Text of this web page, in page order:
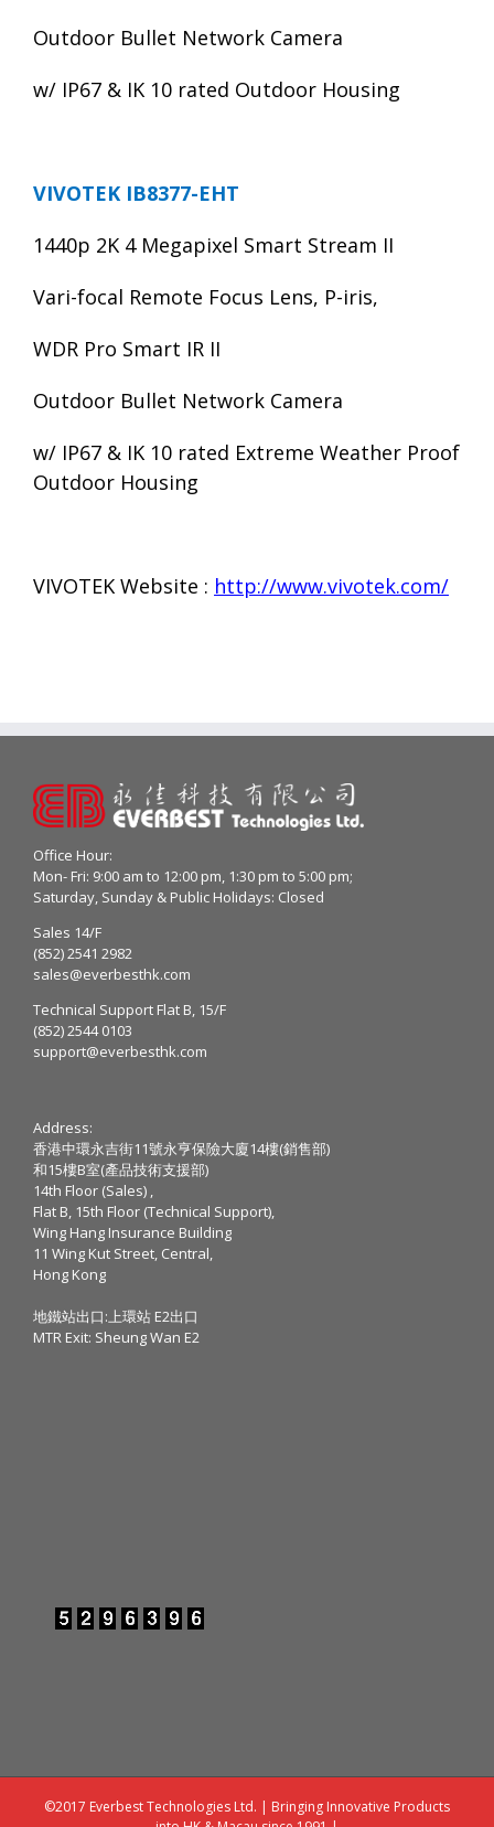
Outdoor Bullet Network Camera
w/ IP67 & IK 10 rated Outdoor Housing
VIVOTEK IB8377-EHT
1440p 2K 4 Megapixel Smart Stream II
Vari-focal Remote Focus Lens, P-iris,
WDR Pro Smart IR II
Outdoor Bullet Network Camera
w/ IP67 & IK 10 rated Extreme Weather Proof
Outdoor Housing
VIVOTEK Website : http://www.vivotek.com/
Office Hour:
Mon- Fri: 9:00 am to 12:00 pm, 1:30 pm to 5:00 pm;
Saturday, Sunday & Public Holidays: Closed
Sales 14/F
(852) 2541 2982
sales@everbesthk.com
Technical Support Flat B, 15/F
(852) 2544 0103
support@everbesthk.com
Address:
香港中環永吉街11號永亨保險大廈14樓(銷售部)
和15樓B室(產品技術支援部)
14th Floor (Sales) ,
Flat B, 15th Floor (Technical Support),
Wing Hang Insurance Building
11 Wing Kut Street, Central,
Hong Kong
地鐵站出口:上環站 E2出口
MTR Exit: Sheung Wan E2
©2017 Everbest Technologies Ltd. | Bringing Innovative Products